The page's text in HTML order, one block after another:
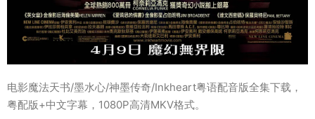
电影魔法天书/墨水心/神墨传奇/Inkheart粤语配音版全集下载，
粤配版+中文字幕，1080P高清MKV格式。